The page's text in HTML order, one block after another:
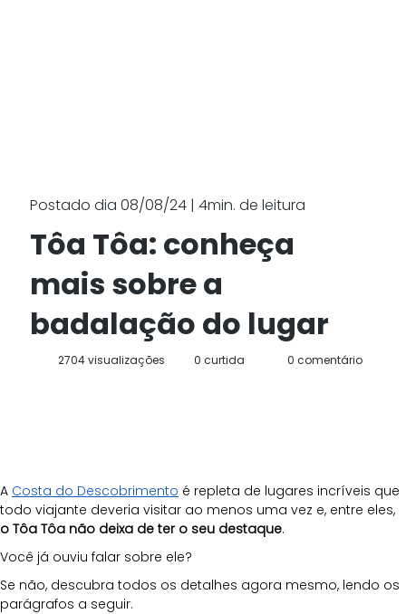
Postado dia 08/08/24 | 4min. de leitura
Tôa Tôa: conheça
mais sobre a
badalação do lugar
0 comentário
0 curtida
2704 visualizações
A Costa do Descobrimento é repleta de lugares incríveis que
todo viajante deveria visitar ao menos uma vez e, entre eles,
o Tôa Tôa não deixa de ter o seu destaque.
Você já ouviu falar sobre ele?
Se não, descubra todos os detalhes agora mesmo, lendo os
parágrafos a seguir.